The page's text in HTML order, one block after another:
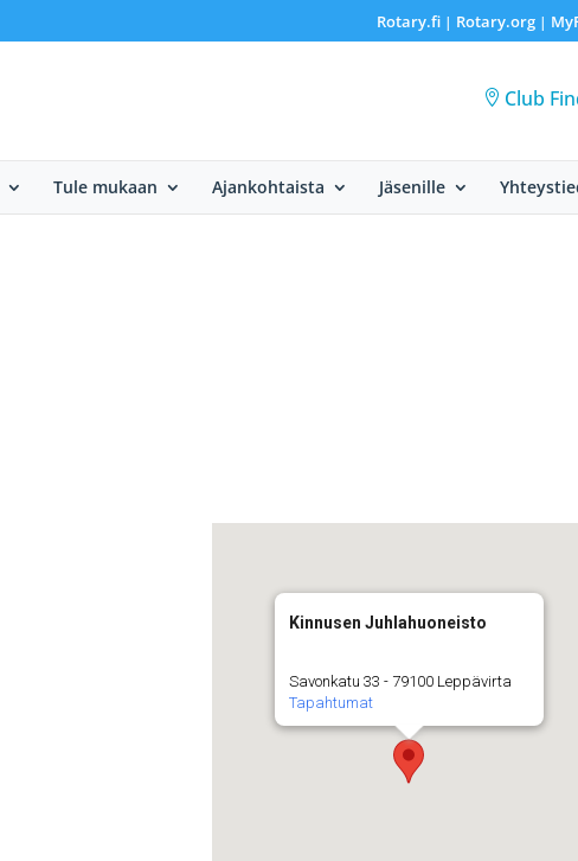
Rotary.fi| Rotary.org|
Club
Tule mukaan Ajankohtaista Jäsenille
Kinnusen Juhlahuoneisto
Savonkatu 33 - 79100 Leppävirta
Tapahtumat